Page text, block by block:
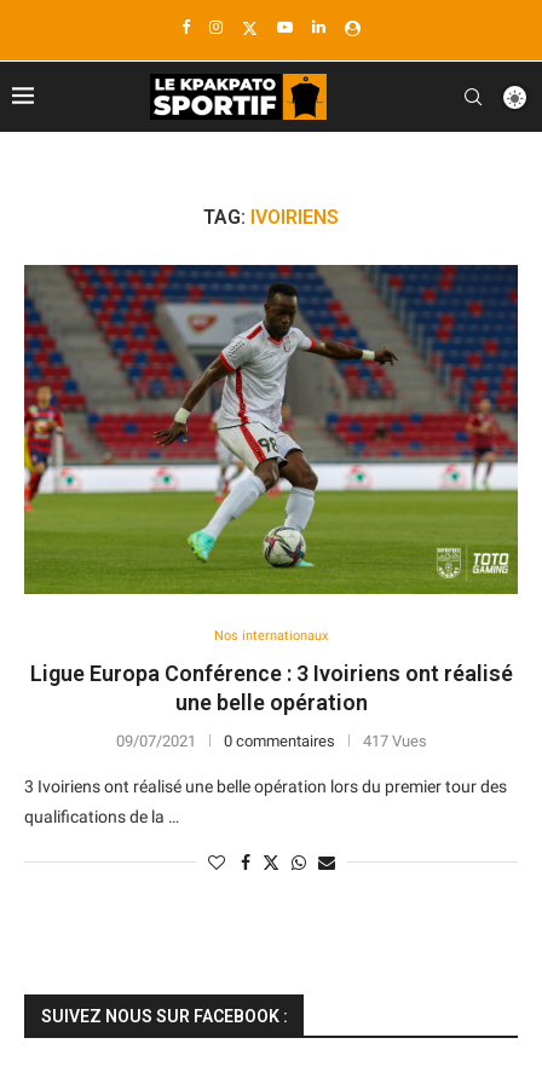
TAG: IVOIRIENS
Nos internationaux
Ligue Europa Conférence : 3 Ivoiriens ont réalisé
une belle opération
09/07/2021 0 commentaires 417 Vues
3 Ivoiriens ont réalisé une belle opération lors du premier tour des
qualifications de la …
SUIVEZ NOUS SUR FACEBOOK :